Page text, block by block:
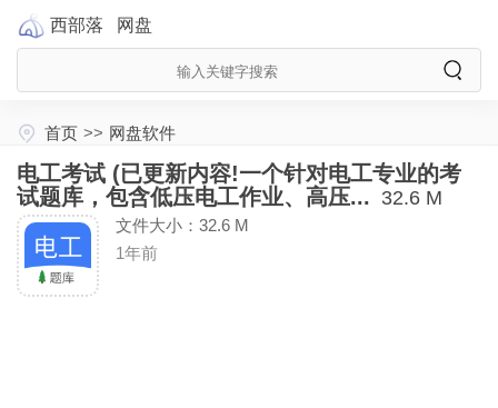
西部落 网盘
首页 >> 网盘软件
电工考试 (已更新内容!一个针对电工专业的考
试题库，包含低压电工作业、高压... 32.6 M
文件大小：32.6 M
1年前